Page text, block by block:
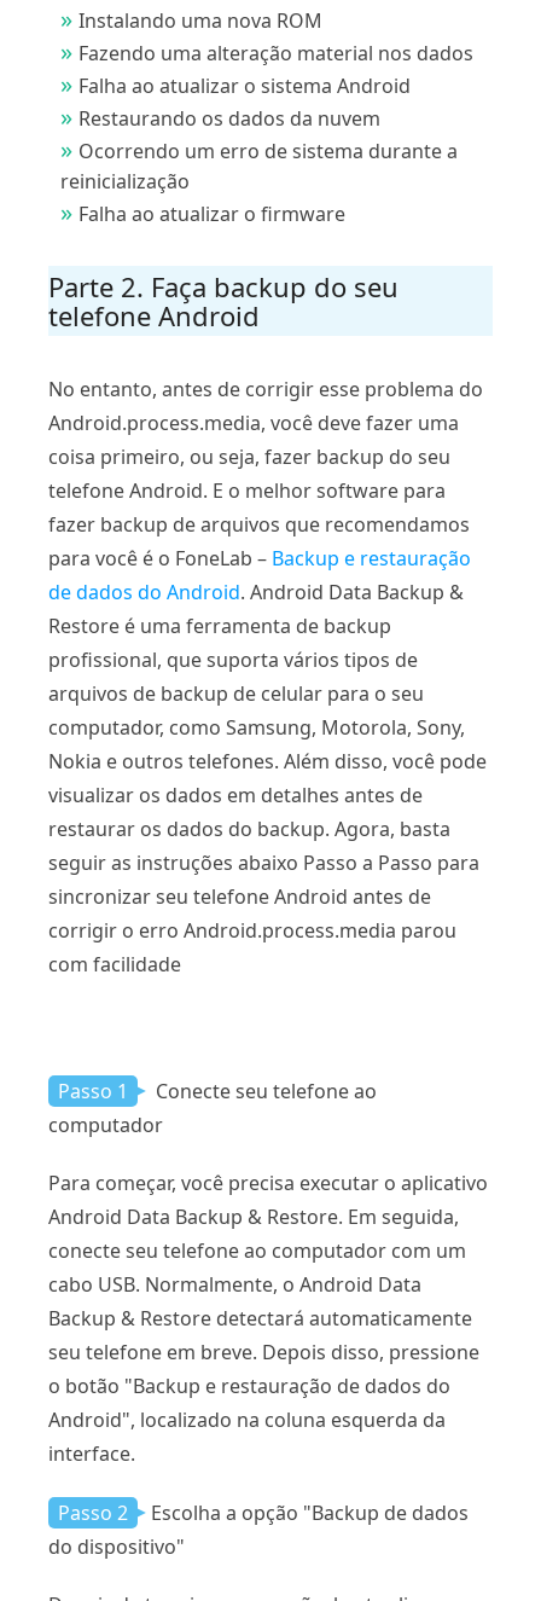
Instalando uma nova ROM
Fazendo uma alteração material nos dados
Falha ao atualizar o sistema Android
Restaurando os dados da nuvem
Ocorrendo um erro de sistema durante a
reinicialização
Falha ao atualizar o firmware
Parte 2. Faça backup do seu
telefone Android
No entanto, antes de corrigir esse problema do
Android.process.media, você deve fazer uma
coisa primeiro, ou seja, fazer backup do seu
telefone Android. E o melhor software para
fazer backup de arquivos que recomendamos
para você é o FoneLab – Backup e restauração
de dados do Android. Android Data Backup &
Restore é uma ferramenta de backup
profissional, que suporta vários tipos de
arquivos de backup de celular para o seu
computador, como Samsung, Motorola, Sony,
Nokia e outros telefones. Além disso, você pode
visualizar os dados em detalhes antes de
restaurar os dados do backup. Agora, basta
seguir as instruções abaixo Passo a Passo para
sincronizar seu telefone Android antes de
corrigir o erro Android.process.media parou
com facilidade
Passo 1
Conecte seu telefone ao
computador
Para começar, você precisa executar o aplicativo
Android Data Backup & Restore. Em seguida,
conecte seu telefone ao computador com um
cabo USB. Normalmente, o Android Data
Backup & Restore detectará automaticamente
seu telefone em breve. Depois disso, pressione
o botão "Backup e restauração de dados do
Android", localizado na coluna esquerda da
interface.
Passo 2
Escolha a opção "Backup de dados
do dispositivo"